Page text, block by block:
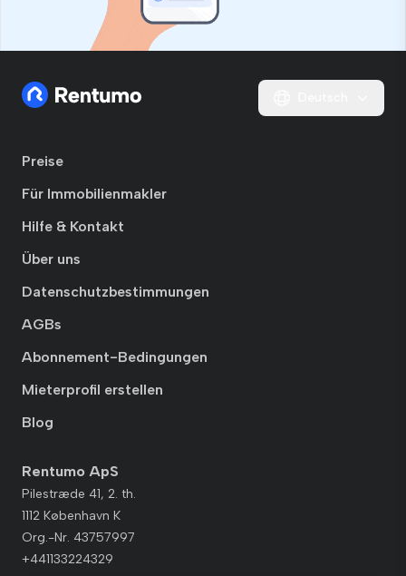
Preise
Für Immobilienmakler
Hilfe & Kontakt
Über uns
Datenschutzbestimmungen
AGBs
Abonnement-Bedingungen
Mieterprofil erstellen
Blog
Rentumo ApS
Pilestræde 41, 2. th.
1112 København K
Org.-Nr. 43757997
+441133224329